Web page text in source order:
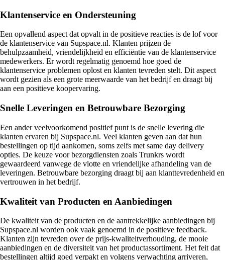
Klantenservice en Ondersteuning
Een opvallend aspect dat opvalt in de positieve reacties is de lof voor
de klantenservice van Supspace.nl. Klanten prijzen de
behulpzaamheid, vriendelijkheid en efficiëntie van de klantenservice
medewerkers. Er wordt regelmatig genoemd hoe goed de
klantenservice problemen oplost en klanten tevreden stelt. Dit aspect
wordt gezien als een grote meerwaarde van het bedrijf en draagt bij
aan een positieve koopervaring.
Snelle Leveringen en Betrouwbare Bezorging
Een ander veelvoorkomend positief punt is de snelle levering die
klanten ervaren bij Supspace.nl. Veel klanten geven aan dat hun
bestellingen op tijd aankomen, soms zelfs met same day delivery
opties. De keuze voor bezorgdiensten zoals Trunkrs wordt
gewaardeerd vanwege de vlotte en vriendelijke afhandeling van de
leveringen. Betrouwbare bezorging draagt bij aan klanttevredenheid en
vertrouwen in het bedrijf.
Kwaliteit van Producten en Aanbiedingen
De kwaliteit van de producten en de aantrekkelijke aanbiedingen bij
Supspace.nl worden ook vaak genoemd in de positieve feedback.
Klanten zijn tevreden over de prijs-kwaliteitverhouding, de mooie
aanbiedingen en de diversiteit van het productassortiment. Het feit dat
bestellingen altijd goed verpakt en volgens verwachting arriveren,